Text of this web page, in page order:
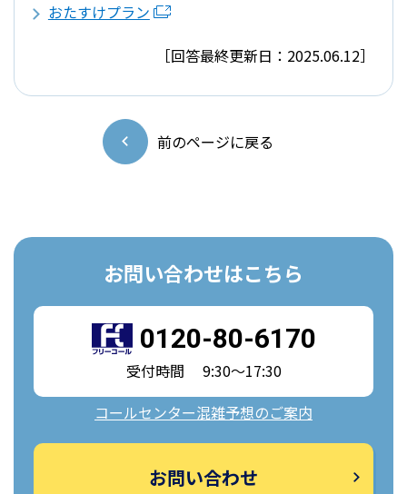
おたすけプラン
［回答最終更新日：2025.06.12］
前のページに戻る
お問い合わせはこちら
0120-80-6170
受付時間 9:30～17:30
コールセンター混雑予想のご案内
お問い合わせ